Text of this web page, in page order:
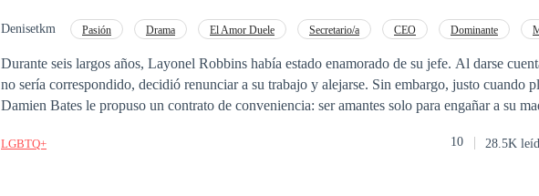
Denisetkm Pasión Drama El Amor Duele Secretario/a CEO Dominante
Durante seis largos años, Layonel Robbins había estado enamorado de su jefe. Al darse
no sería correspondido, decidió renunciar a su trabajo y alejarse. Sin embargo, justo cuando
Damien Bates le propuso un contrato de conveniencia: ser amantes solo para engañar a su
que esta situación le brindara la completa atención de su jefe; sin embargo, todo se complicó
LGBTQ+ 10 28.5K